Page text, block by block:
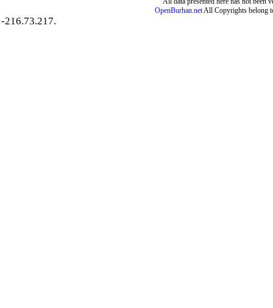
OpenBurhan.netAll Copyrights belong
-216.73.217.